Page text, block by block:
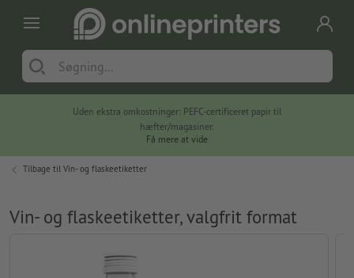
Uden ekstra omkostninger: PEFC-certificeret papir til
hæfter/magasiner.
Få mere at vide
Tilbage til Vin- og flaskeetiketter
Vin- og flaskeetiketter, valgfrit format